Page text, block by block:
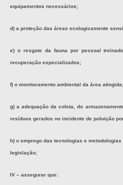
equipamentos necessários;
d) a proteção das áreas ecologicamente
e) o resgate da fauna por pessoal
recuperação especializados;
f) o monitoramento ambiental da área atingida;
g) a adequação da coleta, do
resíduos gerados no incidente de poluição
h) o emprego das tecnologias e
legislação;
IV – assegurar que: